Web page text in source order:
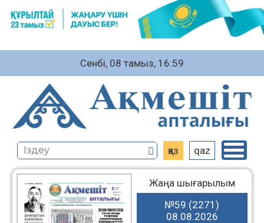
Сенбі, 08 тамыз, 16:59
қаз qaz
Жаңа шығарылым
№59 (2271)
08.08.2026